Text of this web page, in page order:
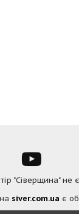
"Сіверщина" не
siver.com.ua є